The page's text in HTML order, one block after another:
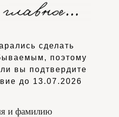
20 сентября 2026
20 сентября 2026
20 сентября 2026
сделать
поэтому
вы подтвердите
до 13.07.2026
и фамилию